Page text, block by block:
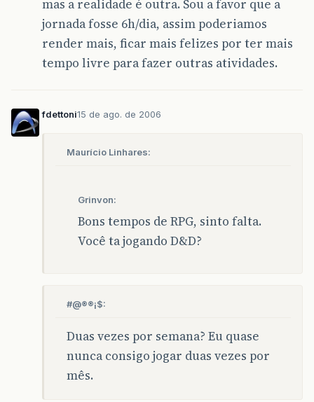
mas a realidade é outra. Sou a favor que a
jornada fosse 6h/dia, assim poderiamos
render mais, ficar mais felizes por ter mais
tempo livre para fazer outras atividades.
fdettoni15 de ago. de 2006
Maurício Linhares:
Grinvon:
Bons tempos de RPG, sinto falta.
Você ta jogando D&D?
#@®®¡$:
Duas vezes por semana? Eu quase
nunca consigo jogar duas vezes por
mês.